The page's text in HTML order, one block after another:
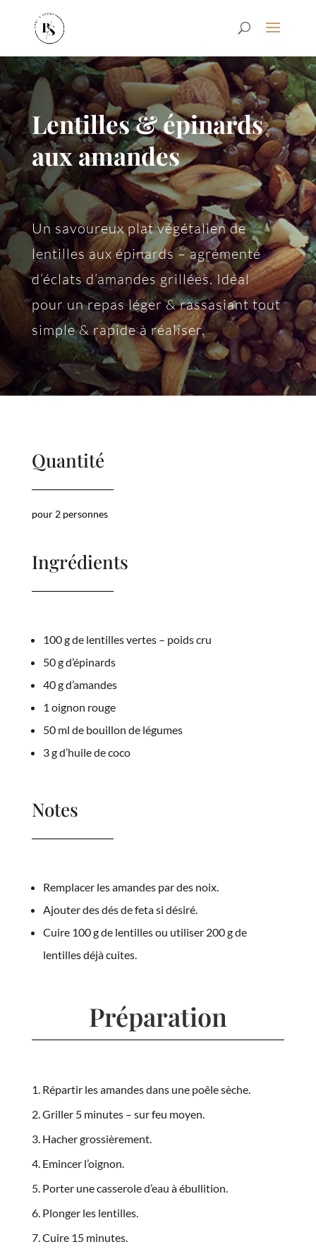
Lentilles & épinards
aux amandes
Un savoureux plat végétalien de
lentilles aux épinards – agrémenté
d’éclats d’amandes grillées. Idéal
pour un repas léger & rassasiant tout
simple & rapide à réaliser.
Quantité
pour 2 personnes
Ingrédients
100 g de lentilles vertes – poids cru
50 g d’épinards
40 g d’amandes
1 oignon rouge
50 ml de bouillon de légumes
3 g d’huile de coco
Notes
Remplacer les amandes par des noix.
Ajouter des dés de feta si désiré.
Cuire 100 g de lentilles ou utiliser 200 g de
lentilles déjà cuites.
Préparation
Répartir les amandes dans une poêle sèche.
Griller 5 minutes – sur feu moyen.
Hacher grossièrement.
Emincer l’oignon.
Porter une casserole d’eau à ébullition.
Plonger les lentilles.
Cuire 15 minutes.